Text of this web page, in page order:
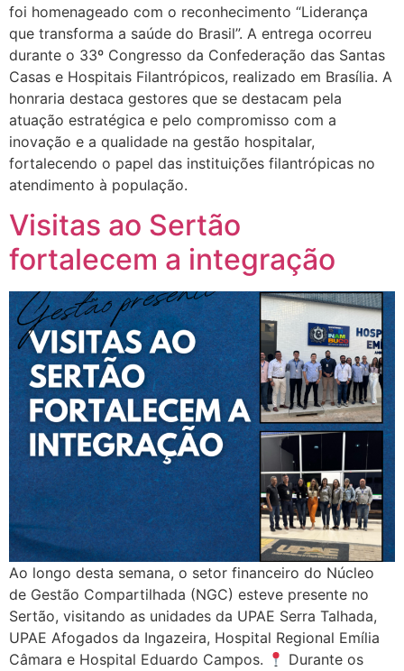
foi homenageado com o reconhecimento “Liderança
que transforma a saúde do Brasil”. A entrega ocorreu
durante o 33º Congresso da Confederação das Santas
Casas e Hospitais Filantrópicos, realizado em Brasília. A
honraria destaca gestores que se destacam pela
atuação estratégica e pelo compromisso com a
inovação e a qualidade na gestão hospitalar,
fortalecendo o papel das instituições filantrópicas no
atendimento à população.
Visitas ao Sertão
fortalecem a integração
Ao longo desta semana, o setor financeiro do Núcleo
de Gestão Compartilhada (NGC) esteve presente no
Sertão, visitando as unidades da UPAE Serra Talhada,
UPAE Afogados da Ingazeira, Hospital Regional Emília
Câmara e Hospital Eduardo Campos.
Durante os